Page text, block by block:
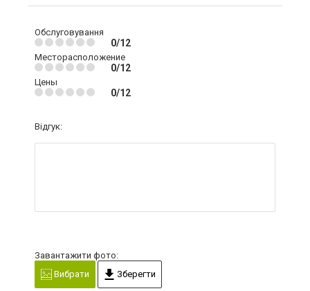
Обслуговування
0/12
Месторасположение
0/12
Цены
0/12
Відгук:
Завантажити фото:
Вибрати
Зберегти